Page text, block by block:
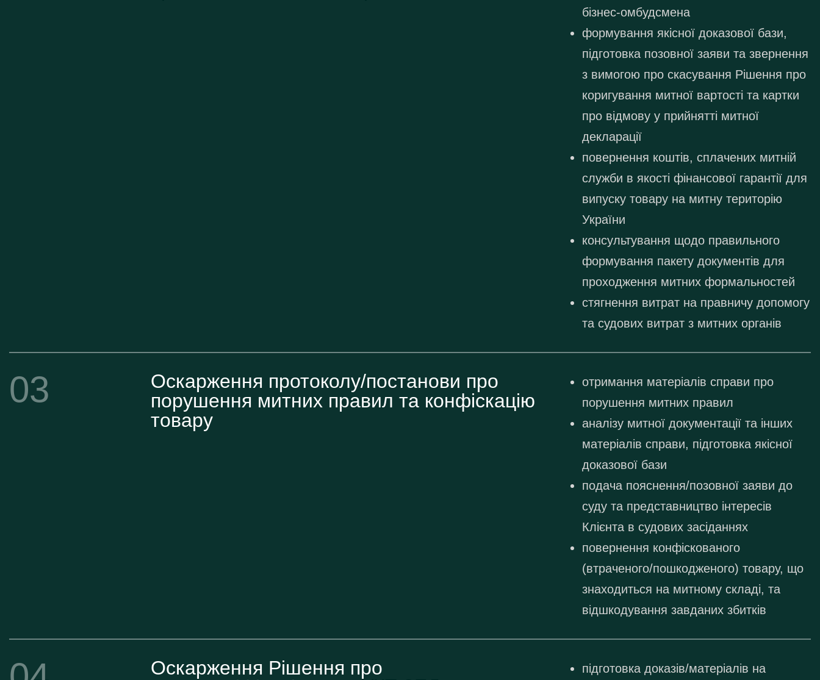
бізнес-омбудсмена
формування якісної доказової бази,
підготовка позовної заяви та звернення
з вимогою про скасування Рішення про
коригування митної вартості та картки
про відмову у прийнятті митної
декларації
повернення коштів, сплачених митній
служби в якості фінансової гарантії для
випуску товару на митну територію
України
консультування щодо правильного
формування пакету документів для
проходження митних формальностей
стягнення витрат на правничу допомогу
та судових витрат з митних органів
03
Оскарження протоколу/постанови про
порушення митних правил та конфіскацію
товару
отримання матеріалів справи про
порушення митних правил
аналізу митної документації та інших
матеріалів справи, підготовка якісної
доказової бази
подача пояснення/позовної заяви до
суду та представництво інтересів
Клієнта в судових засіданнях
повернення конфіскованого
(втраченого/пошкодженого) товару, що
знаходиться на митному складі, та
відшкодування завданих збитків
Оскарження Рішення про
підготовка доказів/матеріалів на